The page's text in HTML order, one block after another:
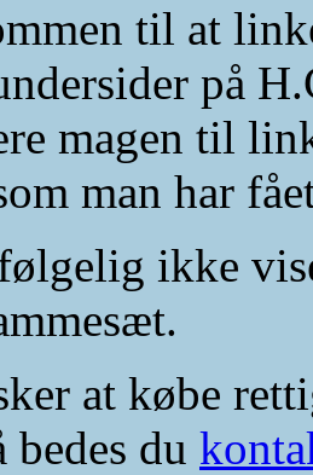
til at
på
magen til
man har
ikke
at købe
bedes du